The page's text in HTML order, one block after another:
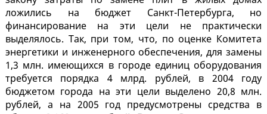
ложились на бюджет Санкт-Петербурга, но
финансирование на эти цели не практически
выделялось. Так, при том, что, по оценке Комитета
энергетики и инженерного обеспечения, для замены
1,3 млн. имеющихся в городе единиц оборудования
требуется порядка 4 млрд. рублей, в 2004 году
бюджетом города на эти цели выделено 20,8 млн.
рублей, а на 2005 год предусмотрены средства в